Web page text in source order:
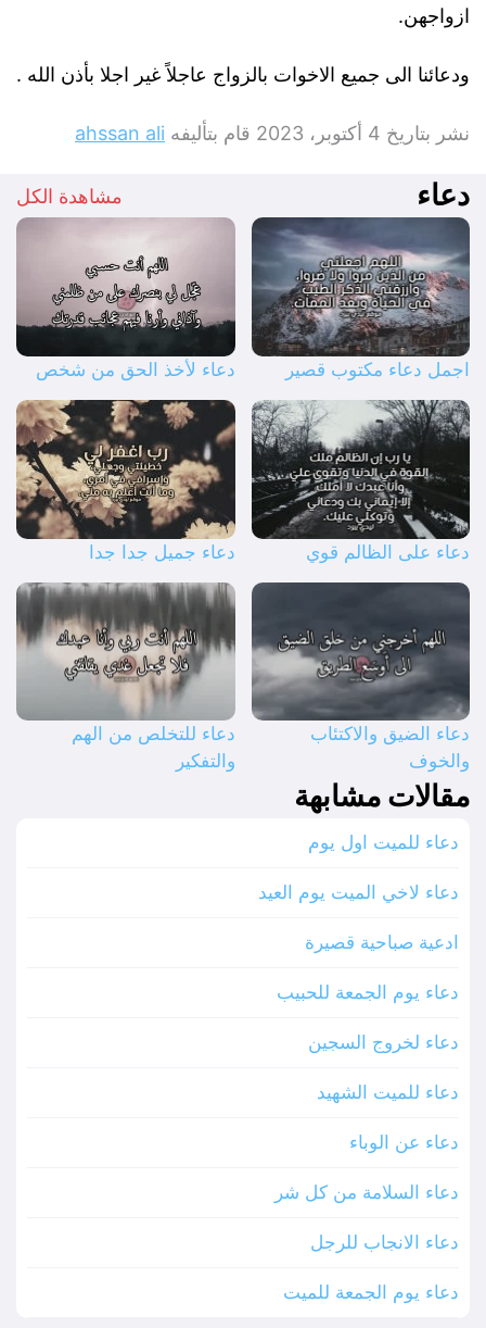
ازواجهن.
ودعائنا الى جميع الاخوات بالزواج عاجلاً غير اجلا بأذن الله .
نشر بتاريخ 4 أكتوبر، 2023 قام بتأليفه ahssan ali
دعاء مشاهدة الكل
اجمل دعاء مكتوب قصير دعاء لأخذ الحق من شخص
دعاء على الظالم قوي دعاء جميل جدا جدا
دعاء الضيق والاكتئاب
والخوف
دعاء للتخلص من الهم
والتفكير
مقالات مشابهة
دعاء للميت اول يوم
دعاء لاخي الميت يوم العيد
ادعية صباحية قصيرة
دعاء يوم الجمعة للحبيب
دعاء لخروج السجين
دعاء للميت الشهيد
دعاء عن الوباء
دعاء السلامة من كل شر
دعاء الانجاب للرجل
دعاء يوم الجمعة للميت